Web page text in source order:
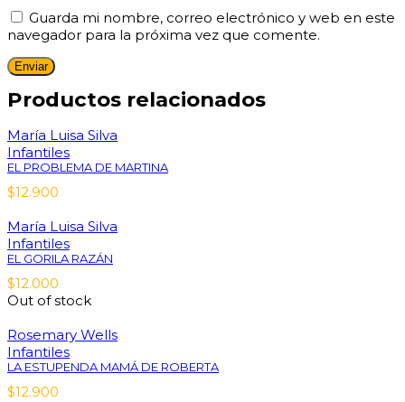
Guarda mi nombre, correo electrónico y web en este
navegador para la próxima vez que comente.
Productos relacionados
María Luisa Silva
Infantiles
EL PROBLEMA DE MARTINA
$12.900
María Luisa Silva
Infantiles
EL GORILA RAZÁN
$12.000
Out of stock
Rosemary Wells
Infantiles
LA ESTUPENDA MAMÁ DE ROBERTA
$12.900